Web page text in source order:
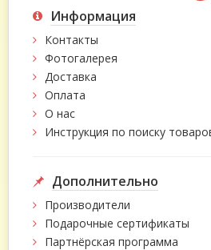
Информация
Контакты
Фотогалерея
Доставка
Оплата
О нас
Инструкция по поиску
Дополнительно
Производители
Подарочные сертификаты
Партнёрская программа